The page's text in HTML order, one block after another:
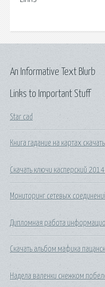
Links to Important Stuff
Star cad
Книга гадание на картах скачать
Скачать ключи касперский
Мониторинг сетевых
Дипломная работа
Скачать альбом мафика
Надела валенки снежком
An Informative Text Blurb